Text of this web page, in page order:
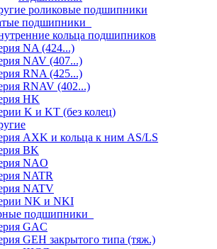
роликовые подшипники
подшипники
кольца подшипников
NA (424...)
NAV (407...)
RNA (425...)
RNAV (402...)
HK
K и KT (без колец)
AXK и кольца к ним AS/LS
BK
NAO
NATR
NATV
NK и NKI
подшипники
GAC
GEH закрытого типа (тяж.)